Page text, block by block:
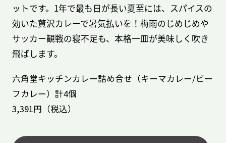
ットです。1年で最も日が長い夏至には、スパイスの
効いた贅沢カレーで暑気払いを！梅雨のじめじめや
サッカー観戦の寝不足も、本格一皿が美味しく吹き
飛ばします。
六角堂キッチンカレー詰め合せ（キーマカレー/ビー
フカレー）計4個
3,391円（税込）